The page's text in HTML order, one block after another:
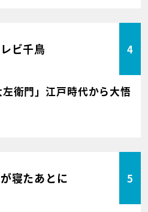
ビ千鳥 4
左衛門」江戸時代から大悟
寝たあとに 5